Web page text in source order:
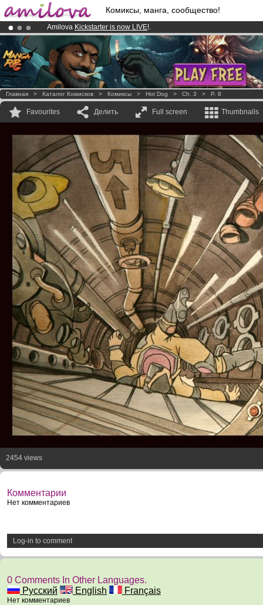
Комиксы, манга, сообщество!
Amilova Kickstarter is now LIVE!.
Already 100000membersand 1000comics & mangas!.
Premium membership from3.95 euros per month !Get membership
Главная > Каталог Комисков > Комиксы > Hot Dog > Ch. 3 > P. 8
Favourites Делить Full screen Thumbnails
2454 views
Комментарии
Нет комментариев
Log-in to comment
0 Comments In Other Languages.
Русский
English Français
Нет комментариев